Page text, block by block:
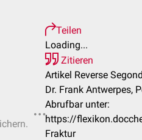
Teilen
Loading...
Zitieren
Artikel Reverse
Dr. Frank Antwerpes,
Abrufbar unter:
https://
Fraktur